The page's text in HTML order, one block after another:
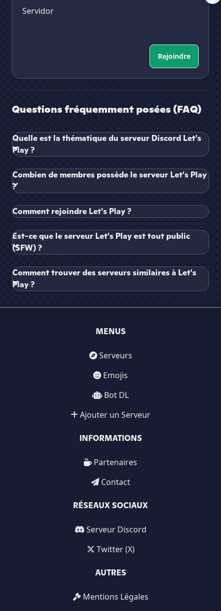
Servidor
Rejoindre
Questions fréquemment posées (FAQ)
Quelle est la thématique du serveur Discord Let's
Play ?
Combien de membres possède le serveur Let's Play
?
Comment rejoindre Let's Play ?
Est-ce que le serveur Let's Play est tout public
(SFW) ?
Comment trouver des serveurs similaires à Let's
Play ?
MENUS
Serveurs
Emojis
Bot DL
Ajouter un Serveur
INFORMATIONS
Partenaires
Contact
RÉSEAUX SOCIAUX
Serveur Discord
Twitter (X)
AUTRES
Mentions Légales